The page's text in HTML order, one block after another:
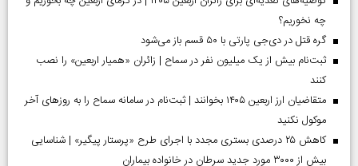
چه نخوریم؟
گره قتل در دی‌جی پارتی با ۵۰ قسم باز می‌شود
ثبت‌نام بیش از یک میلیون نفر در سماح | زائران «همیار اربعین» را نصب
کنند
متقاضیان ارز اربعین ۱۴۰۵ بخوانند | ثبت‌نام در سامانه سماح را به روز‌های آخر
موکول نکنید
کاهش ۲۵ درصدی بستری مجدد با اجرای طرح «پرستار پیگیر» | شناسایی
بیش از ۳۰۰۰ مورد جدید سرطان در خانواده بیماران